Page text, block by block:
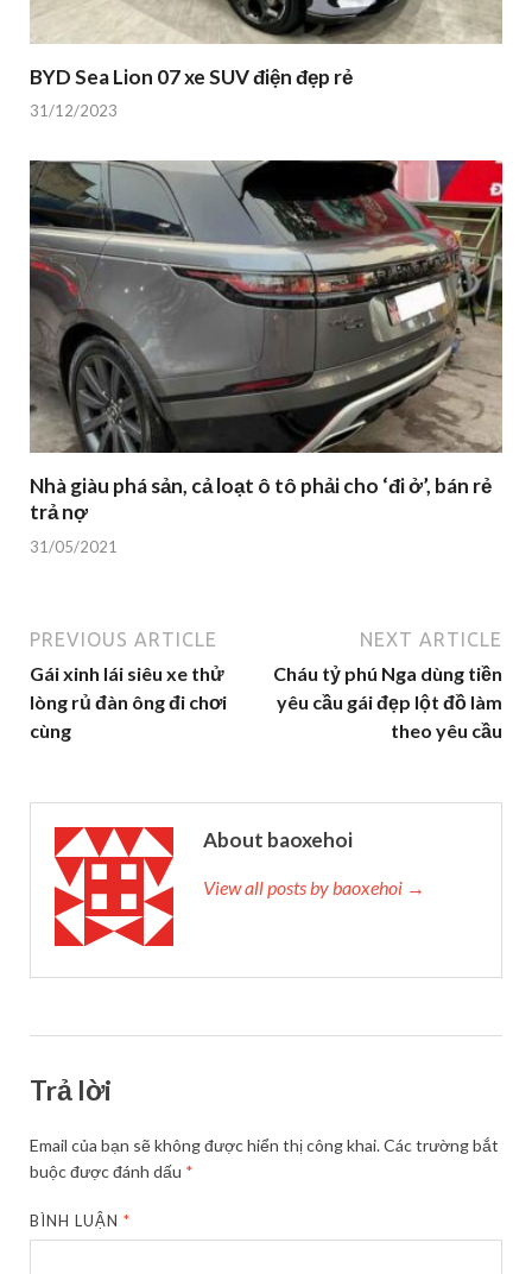
BYD Sea Lion 07 xe SUV điện đẹp rẻ
31/12/2023
Nhà giàu phá sản, cả loạt ô tô phải cho ‘đi ở’, bán rẻ
trả nợ
31/05/2021
PREVIOUS ARTICLE
Gái xinh lái siêu xe thử
lòng rủ đàn ông đi chơi
cùng
NEXT ARTICLE
Cháu tỷ phú Nga dùng tiền
yêu cầu gái đẹp lột đồ làm
theo yêu cầu
About baoxehoi
View all posts by baoxehoi →
Trả lời
Email của bạn sẽ không được hiển thị công khai.Các trường bắt
buộc được đánh dấu *
BÌNH LUẬN*